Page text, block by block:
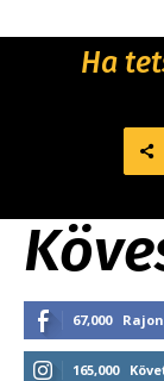
Ha
67,000
165,000